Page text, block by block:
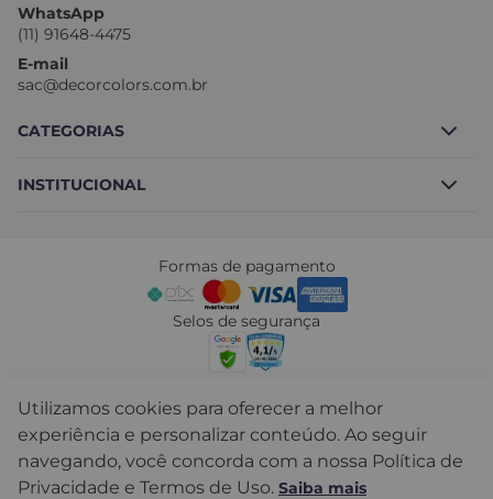
WhatsApp
(11) 91648-4475
E-mail
sac@decorcolors.com.br
CATEGORIAS
Borracha Líquida
Cimento Queimado
Acessórios e Complementos
INSTITUCIONAL
Políticas de Privacidade
Mapa do Site
Seja um Franqueado
Formas de pagamento
Selos de segurança
Decor Colors Tintas LTDA - CNPJ: 19.082.242/0001-08 © Todos
os direitos reservados. 2024
Utilizamos cookies para oferecer a melhor
experiência e personalizar conteúdo. Ao seguir
navegando, você concorda com a nossa Política de
Privacidade e Termos de Uso. Saiba mais